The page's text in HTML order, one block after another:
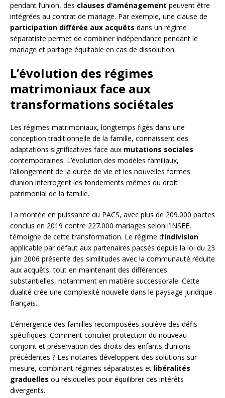
pendant l’union, des clauses d’aménagement peuvent être
intégrées au contrat de mariage. Par exemple, une clause de
participation différée aux acquêts dans un régime
séparatiste permet de combiner indépendance pendant le
mariage et partage équitable en cas de dissolution.
L’évolution des régimes
matrimoniaux face aux
transformations sociétales
Les régimes matrimoniaux, longtemps figés dans une
conception traditionnelle de la famille, connaissent des
adaptations significatives face aux mutations sociales
contemporaines. L’évolution des modèles familiaux,
l’allongement de la durée de vie et les nouvelles formes
d’union interrogent les fondements mêmes du droit
patrimonial de la famille.
La montée en puissance du PACS, avec plus de 209.000 pactes
conclus en 2019 contre 227.000 mariages selon l’INSEE,
témoigne de cette transformation. Le régime d’indivision
applicable par défaut aux partenaires pacsés depuis la loi du 23
juin 2006 présente des similitudes avec la communauté réduite
aux acquêts, tout en maintenant des différences
substantielles, notamment en matière successorale. Cette
dualité crée une complexité nouvelle dans le paysage juridique
français.
L’émergence des familles recomposées soulève des défis
spécifiques. Comment concilier protection du nouveau
conjoint et préservation des droits des enfants d’unions
précédentes ? Les notaires développent des solutions sur
mesure, combinant régimes séparatistes et libéralités
graduelles ou résiduelles pour équilibrer ces intérêts
divergents.